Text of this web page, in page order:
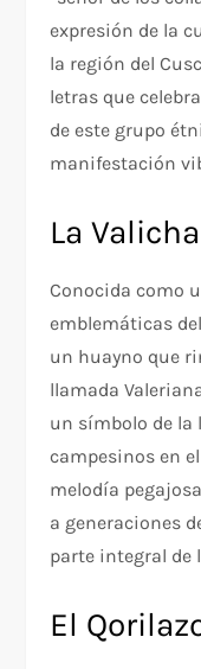
expresión de la
la región del
letras que
de este grupo
manifestación
La Valicha
Conocida como
emblemáticas
un huayno que
llamada
un símbolo de la
campesinos en
melodía
a generaciones
parte integral de
El